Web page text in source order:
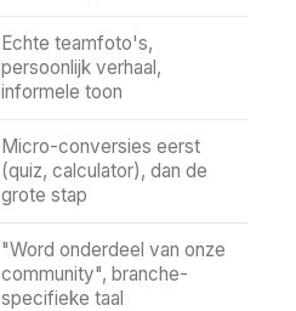
Echte teamfoto's,
persoonlijk verhaal,
informele toon
Micro-conversies eerst
(quiz, calculator), dan de
grote stap
"Word onderdeel van onze
community", branche-
specifieke taal